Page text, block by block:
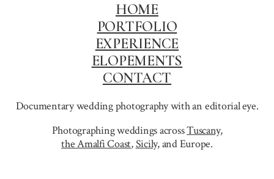
HOME
PORTFOLIO
EXPERIENCE
ELOPEMENTS
CONTACT
Documentary wedding photography with an editorial eye.
Photographing weddings acrossTuscany,
the Amalfi Coast,Sicily,and Europe.